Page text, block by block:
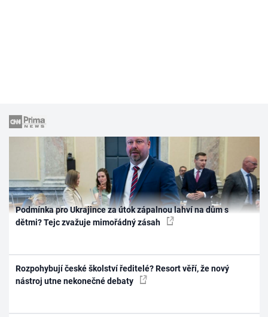
Podmínka pro Ukrajince za útok zápalnou lahví na dům s
dětmi? Tejc zvažuje mimořádný zásah
Rozpohybují české školství ředitelé? Resort věří, že nový
nástroj utne nekonečné debaty